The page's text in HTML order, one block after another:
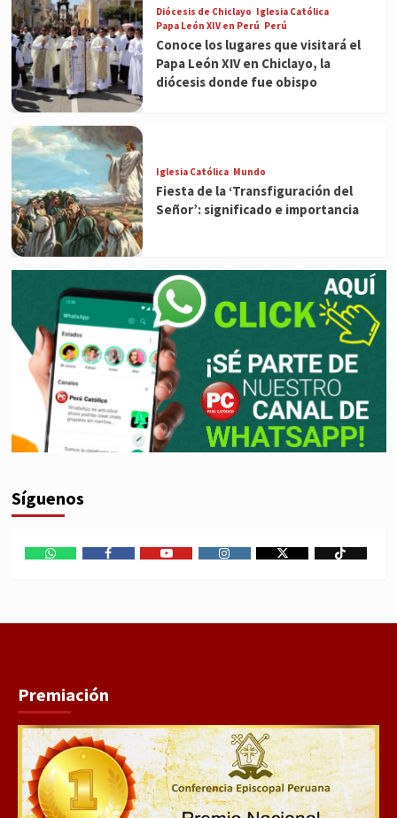
Diócesis de Chiclayo Iglesia Católica
Papa León XIV en Perú Perú
Conoce los lugares que visitará el
Papa León XIV en Chiclayo, la
diócesis donde fue obispo
Iglesia Católica Mundo
Fiesta de la ‘Transfiguración del
Señor’: significado e importancia
Síguenos
Premiación